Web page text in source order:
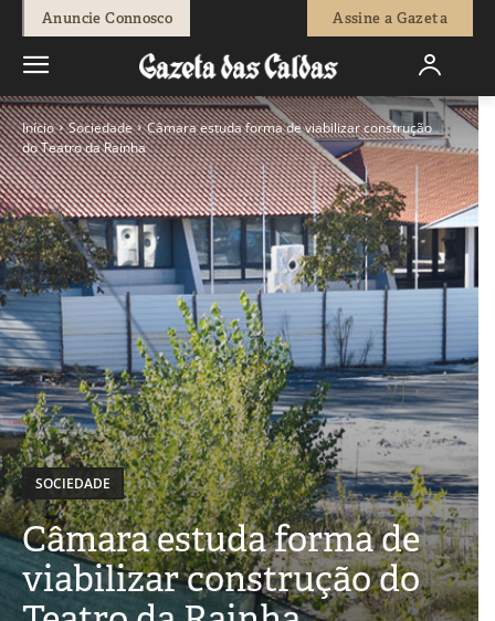
Anuncie Connosco Assine a Gazeta
Início Sociedade
Câmara estuda forma de viabilizar construção
do Teatro da Rainha
SOCIEDADE
Câmara estuda forma de
viabilizar construção do